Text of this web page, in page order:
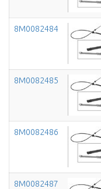
8M0082484
8M0082485
8M0082486
8M0082487